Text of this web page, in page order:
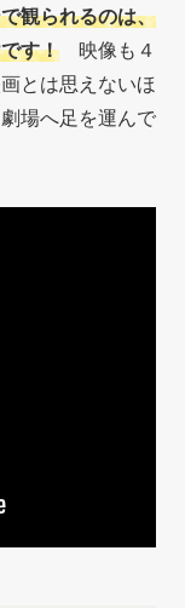
観られるのは、
す！ 映像も４
とは思えないほ
場へ足を運んで